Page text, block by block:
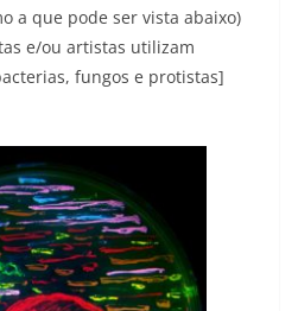
a que pode ser vista abaixo)
e/ou artistas utilizam
fungos e protistas]